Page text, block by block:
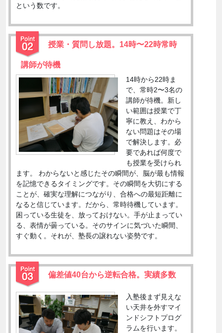
という数です。
授業・質問し放題。14時〜22時常時
講師が待機
14時から22時ま
で、常時2〜3名の
講師が待機。新し
い範囲は授業で丁
寧に教え、わから
ない問題はその場
で解決します。必
要であれば何度で
も授業を受けられ
ます。 わからないと感じたその瞬間が、脳が最も情報
を記憶できるタイミングです。その瞬間を大切にする
ことが、確実な理解につながり、合格への最短距離に
なると信じています。だから、常時待機しています。
困っている生徒を、放っておけない。手が止まってい
る、表情が曇っている。そのサインに気づいた瞬間、
すぐ動く。それが、塾長の譲れない姿勢です。
偏差値40台から逆転合格。実績多数
入塾後まず見えな
い天井を外すマイ
ンドシフトプログ
ラムを行います。